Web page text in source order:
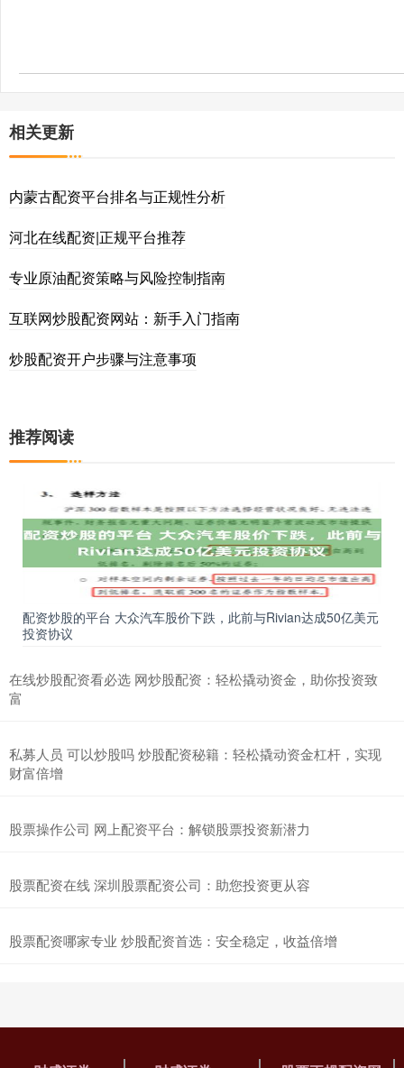
相关更新
内蒙古配资平台排名与正规性分析
河北在线配资|正规平台推荐
专业原油配资策略与风险控制指南
互联网炒股配资网站：新手入门指南
炒股配资开户步骤与注意事项
推荐阅读
配资炒股的平台 大众汽车股价下跌，此前与Rivian达成50亿美元
投资协议
在线炒股配资看必选 网炒股配资：轻松撬动资金，助你投资致
富
私募人员 可以炒股吗 炒股配资秘籍：轻松撬动资金杠杆，实现
财富倍增
股票操作公司 网上配资平台：解锁股票投资新潜力
股票配资在线 深圳股票配资公司：助您投资更从容
股票配资哪家专业 炒股配资首选：安全稳定，收益倍增